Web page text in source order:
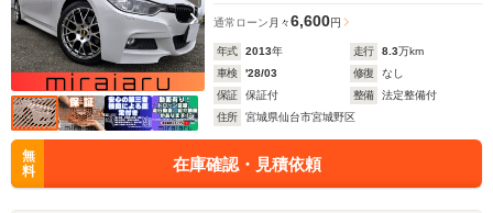
通常ローン 月々6,600円
年式 2013年 走行 8.3万km
車検
'28/03 修復
なし
保証
保証付 整備
法定整備付
住所
宮城県仙台市宮城野区
無
料
在庫確認・見積依頼